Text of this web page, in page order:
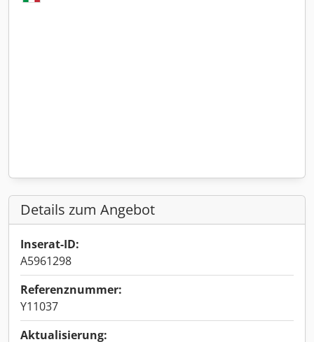
Details zum Angebot
Inserat-ID:
A5961298
Referenznummer:
Y11037
Aktualisierung: